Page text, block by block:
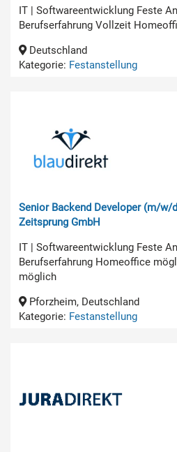
IT | Softwareentwicklung Feste
Berufserfahrung Vollzeit
Deutschland
Kategorie: Festanstellung
Senior Backend Developer (m/w/
Zeitsprung GmbH
IT | Softwareentwicklung Feste
Berufserfahrung Homeoffice
möglich
Pforzheim, Deutschland
Kategorie: Festanstellung